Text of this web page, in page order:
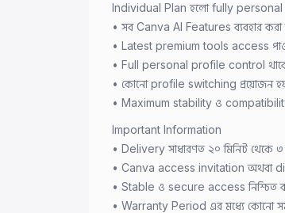
Individual Plan হলো fully
• সব Canva AI Features ব্যবহার করা
• Latest premium tools access
• Full personal profile control
• কোনো profile switching প্রয়োজন
• Maximum stability ও compatibility
Important Information
• Delivery সাধারণত ২০ মিনিট থেকে ৩
• Canva access invitation অথবা
• Stable ও secure access নিশ্চিত
• Warranty Period এর মধ্যে কোনো